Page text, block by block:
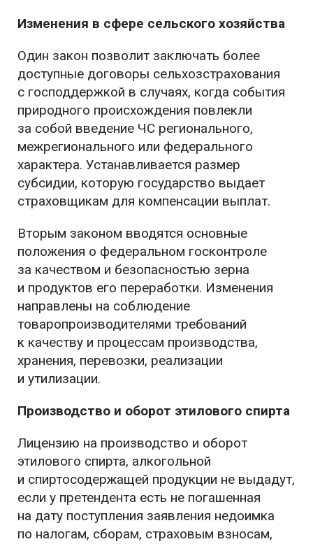
Изменения в сфере сельского хозяйства
Один закон позволит заключать более
доступные договоры сельхозстрахования
с господдержкой в случаях, когда события
природного происхождения повлекли
за собой введение ЧС регионального,
межрегионального или федерального
характера. Устанавливается размер
субсидии, которую государство выдает
страховщикам для компенсации выплат.
Вторым законом вводятся основные
положения о федеральном госконтроле
за качеством и безопасностью зерна
и продуктов его переработки. Изменения
направлены на соблюдение
товаропроизводителями требований
к качеству и процессам производства,
хранения, перевозки, реализации
и утилизации.
Производство и оборот этилового спирта
Лицензию на производство и оборот
этилового спирта, алкогольной
и спиртосодержащей продукции не выдадут,
если у претендента есть не погашенная
на дату поступления заявления недоимка
по налогам, сборам, страховым взносам,